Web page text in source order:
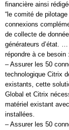
financière ainsi
“le comité de
connexions
de collecte de
générateurs d’état.
répondre à ce besoin :
– Assurer les 50
technologique Citrix
existants, cette
Global et Citrix
matériel existant
installées.
– Assurer les 50